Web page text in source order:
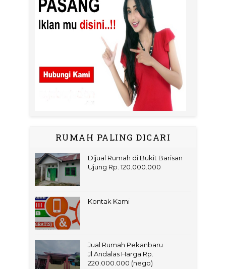
RUMAH PALING DICARI
Dijual Rumah di Bukit Barisan
Ujung Rp. 120.000.000
Kontak Kami
Jual Rumah Pekanbaru
Jl.Andalas Harga Rp.
220.000.000 (nego)